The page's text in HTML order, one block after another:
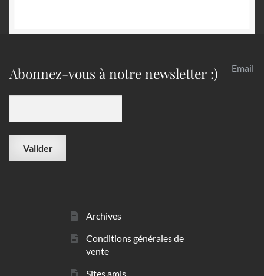
Abonnez-vous à notre newsletter :) Email
Archives
Conditions générales de
vente
Sites amis